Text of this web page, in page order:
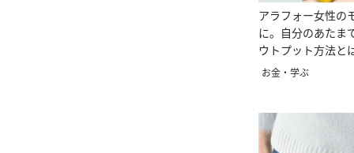
アラフォー女性の
に。自分のあたま
ウトプット方法と
お金・学ぶ